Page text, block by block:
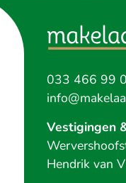
033 466 99
Vestigingen
Hendrik van